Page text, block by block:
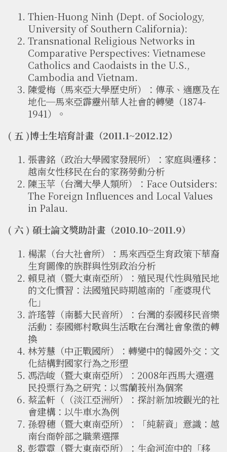
Thien-Huong Ninh (Dept. of Sociology,
University of Southern California):
Transnational Religious Networks in
Comparative Perspectives: Vietnamese
Catholics and Caodaists in the U.S.,
Cambodia and Vietnam.
陳愛梅（馬來亞大學歷史所）：傳承、適應及在
地化─馬來亞霹靂州華人社會的轉變（1874-
1941）。
( 五 )博士生培育計畫（2011.1~2012.12）
張書銘（政治大學國家發展所）：家庭與遷移：
越南女性移民在台的家務勞動分析
陳玉苹（台灣大學人類所）：Face Outsiders:
The Foreign Influences and Local Values
in Palau.
( 六 ) 碩士論文獎助計畫（2010.10~2011.9）
楊潔（台大社會所）：馬來西亞生育政策下華裔
生育圖像的族群與性別政治分析
賴見禎（暨大東南亞所）：殖民現代性與殖民地
的文化慣習：法國殖民時期越南的「產婆現代
化」
許瑤蓉（南藝大民音所）：台灣的泰國移民音樂
活動：泰國鄉村歌與生活歌在台灣社會象徵的轉
換
林芳慧（中正戰國所）：轉變中的韓國外交：文
化結構對國家行為之形塑
馮浩峻（暨大東南亞所）：2008年西馬大選選
民投票行為之研究：以雪蘭莪州為個案
蔡孟軒（（淡江亞洲所）：探討新加坡觀光的社
會建構：以牛車水為例
孫碧穗（暨大東南亞所）：「純薪資」意識：越
南台商幹部之職業選擇
彭霓霓（暨大東南亞所）：生命河流中的「移